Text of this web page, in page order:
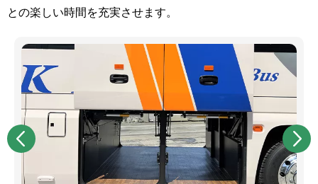
との楽しい時間を充実させます。